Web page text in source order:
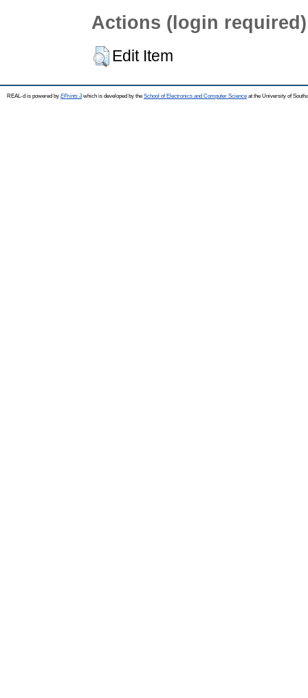
Actions (login required)
Edit Item
REAL-d is powered by EPrints 3which is developed by the School of Electronics and Computer Science at the University of